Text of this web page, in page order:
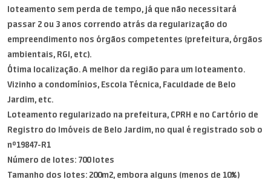
loteamento sem perda de tempo, já que não necessitará
passar 2 ou 3 anos correndo atrás da regularização do
empreendimento nos órgãos competentes (prefeitura, órgãos
ambientais, RGI, etc).
Ótima localização. A melhor da região para um loteamento.
Vizinho a condomínios, Escola Técnica, Faculdade de Belo
Jardim, etc.
Loteamento regularizado na prefeitura, CPRH e no Cartório de
Registro do Imóveis de Belo Jardim, no qual é registrado sob o
nº19847-R1
Número de lotes: 700 lotes
Tamanho dos lotes: 200m2, embora alguns (menos de 10%)